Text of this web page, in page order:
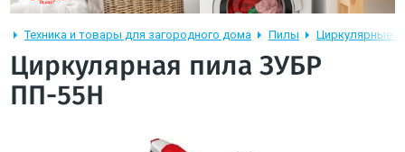
Техника и товары для загородного дома Пилы Циркулярные
Циркулярная пила ЗУБР
ПП-55Н